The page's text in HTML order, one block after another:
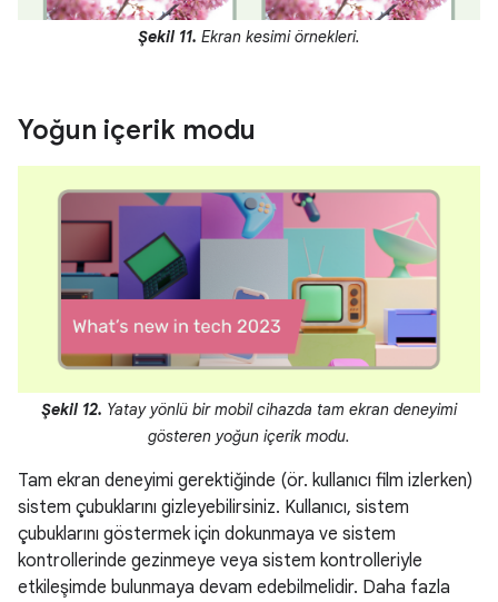
Şekil 11. Ekran kesimi örnekleri.
Yoğun içerik modu
Şekil 12. Yatay yönlü bir mobil cihazda tam ekran deneyimi
gösteren yoğun içerik modu.
Tam ekran deneyimi gerektiğinde (ör. kullanıcı film izlerken)
sistem çubuklarını gizleyebilirsiniz. Kullanıcı, sistem
çubuklarını göstermek için dokunmaya ve sistem
kontrollerinde gezinmeye veya sistem kontrolleriyle
etkileşimde bulunmaya devam edebilmelidir. Daha fazla